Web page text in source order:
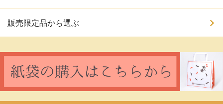
販売限定品から選ぶ